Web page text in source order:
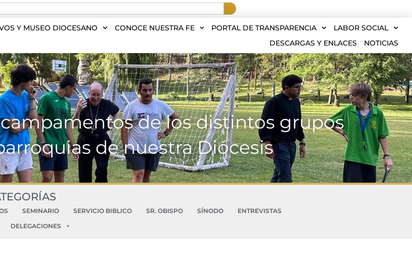
Y MUSEO DIOCESANO CONOCE NUESTRA FE PORTAL DE TRANSPARENCIA
LABOR SOCIAL
DESCARGAS Y ENLACES
NOTICIAS
de los distintos grupos
de nuestra Diócesis
SEMINARIO SERVICIO BIBLICO SR. OBISPO SÍNODO
ENTREVISTAS
DELEGACIONES